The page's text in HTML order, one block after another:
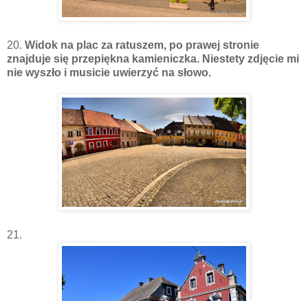
20. Widok na plac za ratuszem, po prawej stronie
znajduje się przepiękna kamieniczka. Niestety zdjęcie mi
nie wyszło i musicie uwierzyć na słowo.
21.